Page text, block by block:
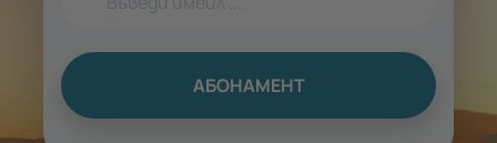
АБОНАМЕНТ